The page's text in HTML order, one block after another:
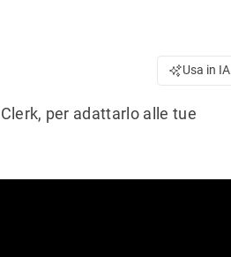
Usa in IA
per adattarlo alle tue